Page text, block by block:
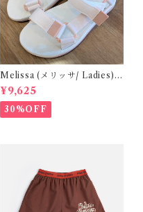
Melissa (メリッサ/ Ladies)
Papete +Rider / White
¥9,625
30%OFF